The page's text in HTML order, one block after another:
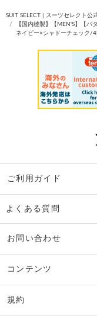
SUIT SELECT | スーツセレクト公
【国内縫製】【MEN'S】【パ
ネイビー×シャドーチェック/
ご利用ガイド
よくある質問
お問い合わせ
コンテンツ
規約